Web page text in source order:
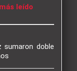
leído
sumaron doble